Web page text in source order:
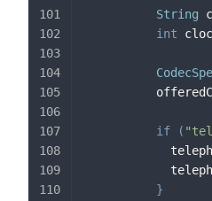
String
int
if (
}